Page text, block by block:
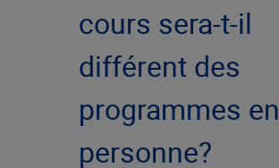
cours sera-t-il
différent des
programmes en
personne?